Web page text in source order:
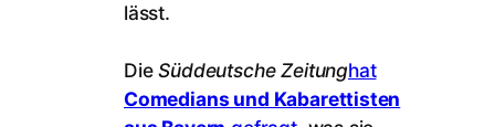
lässt.
DieSüddeutsche Zeitunghat
Comedians und Kabarettisten